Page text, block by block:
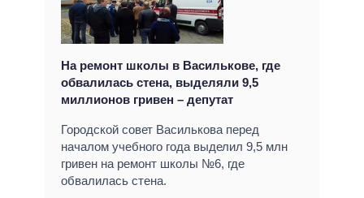
На ремонт школы в Василькове, где
обвалилась стена, выделяли 9,5
миллионов гривен – депутат
Городской совет Василькова перед
началом учебного года выделил 9,5 млн
гривен на ремонт школы №6, где
обвалилась стена.